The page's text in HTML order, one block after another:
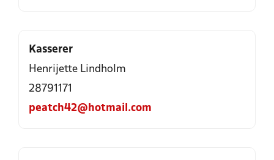
Kasserer
Henrijette Lindholm
28791171
peatch42@hotmail.com